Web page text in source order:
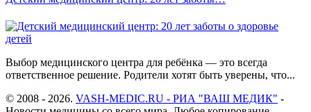
Выбор медицинского центра для ребёнка — это всегда
ответственное решение. Родители хотят быть уверены, что...
© 2008 - 2026. VASH-MEDIC.RU - РИА "ВАШ МЕДИК" -